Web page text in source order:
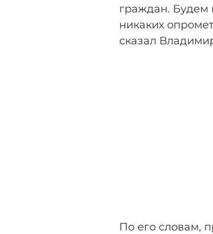
граждан. Будем
никаких
сказал
По его словам,